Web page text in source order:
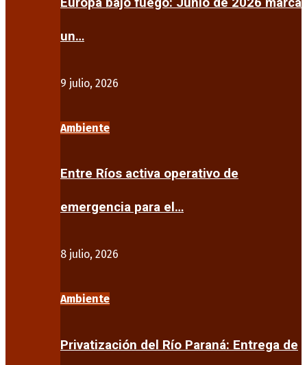
un…
9 julio, 2026
Ambiente
Entre Ríos activa operativo de
emergencia para el…
8 julio, 2026
Ambiente
Privatización del Río Paraná: Entrega de